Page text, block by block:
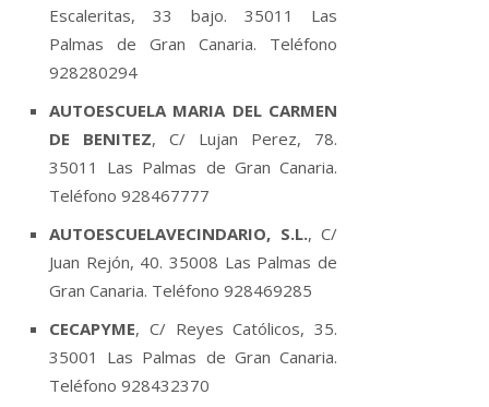
Escaleritas, 33 bajo. 35011 Las
Palmas de Gran Canaria. Teléfono
928280294
AUTOESCUELA MARIA DEL CARMEN
DE BENITEZ, C/ Lujan Perez, 78.
35011 Las Palmas de Gran Canaria.
Teléfono 928467777
AUTOESCUELAVECINDARIO, S.L., C/
Juan Rejón, 40. 35008 Las Palmas de
Gran Canaria. Teléfono 928469285
CECAPYME, C/ Reyes Católicos, 35.
35001 Las Palmas de Gran Canaria.
Teléfono 928432370